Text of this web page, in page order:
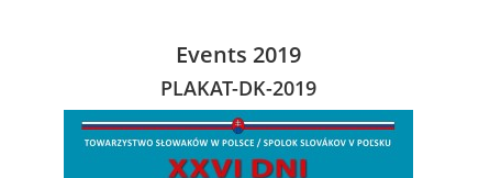
Events 2019
PLAKAT-DK-2019